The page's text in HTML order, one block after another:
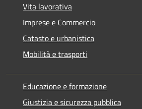
Vita lavorativa
Imprese e Commercio
Catasto e urbanistica
Mobilità e trasporti
Educazione e formazione
Giustizia e sicurezza pubblica